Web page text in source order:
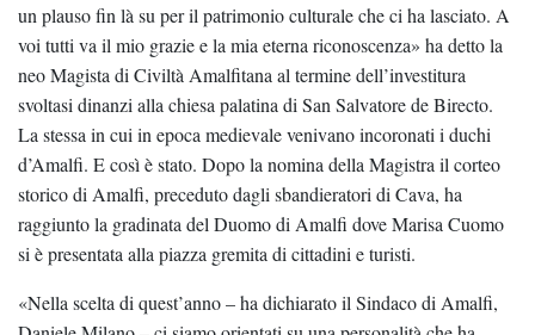
un plauso fin là su per il patrimonio culturale che ci ha lasciato. A
voi tutti va il mio grazie e la mia eterna riconoscenza» ha detto la
neo Magista di Civiltà Amalfitana al termine dell’investitura
svoltasi dinanzi alla chiesa palatina di San Salvatore de Birecto.
La stessa in cui in epoca medievale venivano incoronati i duchi
d’Amalfi. E così è stato. Dopo la nomina della Magistra il corteo
storico di Amalfi, preceduto dagli sbandieratori di Cava, ha
raggiunto la gradinata del Duomo di Amalfi dove Marisa Cuomo
si è presentata alla piazza gremita di cittadini e turisti.
«Nella scelta di quest’anno – ha dichiarato il Sindaco di Amalfi,